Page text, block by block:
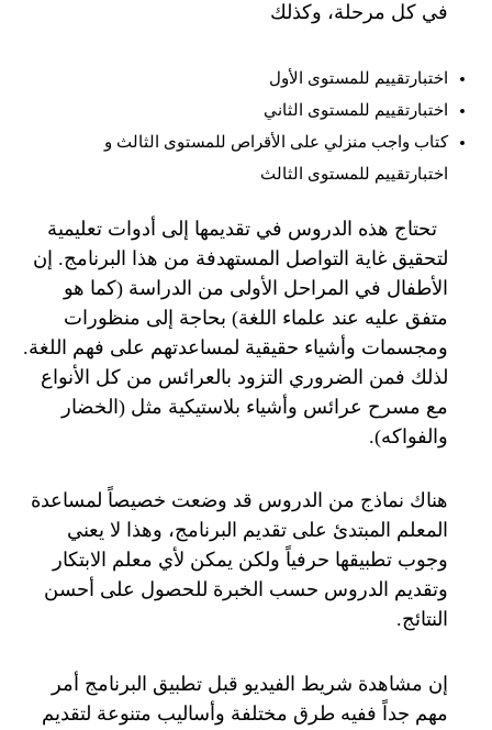
في كل مرحلة، وكذلك
اختبارتقييم للمستوى الأول
اختبارتقييم للمستوى الثاني
كتاب واجب منزلي على الأقراص للمستوى الثالث و
اختبارتقييم للمستوى الثالث
تحتاج هذه الدروس في تقديمها إلى أدوات تعليمية
لتحقيق غاية التواصل المستهدفة من هذا البرنامج. إن
الأطفال في المراحل الأولى من الدراسة (كما هو
متفق عليه عند علماء اللغة) بحاجة إلى منظورات
ومجسمات وأشياء حقيقية لمساعدتهم على فهم اللغة.
لذلك فمن الضروري التزود بالعرائس من كل الأنواع
مع مسرح عرائس وأشياء بلاستيكية مثل (الخضار
والفواكه).
هناك نماذج من الدروس قد وضعت خصيصاً لمساعدة
المعلم المبتدئ على تقديم البرنامج، وهذا لا يعني
وجوب تطبيقها حرفياً ولكن يمكن لأي معلم الابتكار
وتقديم الدروس حسب الخبرة للحصول على أحسن
النتائج.
إن مشاهدة شريط الفيديو قبل تطبيق البرنامج أمر
مهم جداً ففيه طرق مختلفة وأساليب متنوعة لتقديم